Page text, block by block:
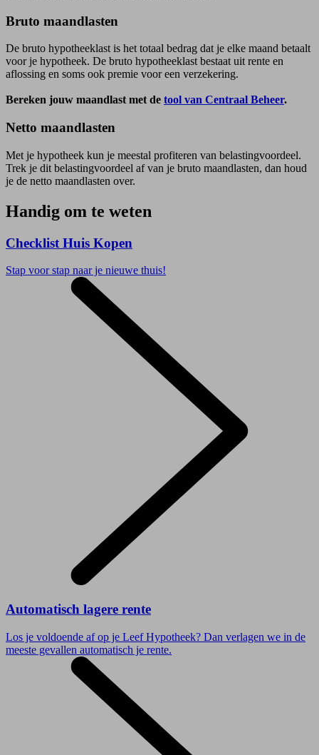
Bruto maandlasten
De bruto hypotheeklast is het totaal bedrag dat je elke maand betaalt
voor je hypotheek. De bruto hypotheeklast bestaat uit rente en
aflossing en soms ook premie voor een verzekering.
Bereken jouw maandlast met de tool van Centraal Beheer.
Netto maandlasten
Met je hypotheek kun je meestal profiteren van belastingvoordeel.
Trek je dit belastingvoordeel af van je bruto maandlasten, dan houd
je de netto maandlasten over.
Handig om te weten
Checklist Huis Kopen
Stap voor stap naar je nieuwe thuis!
Automatisch lagere rente
Los je voldoende af op je Leef Hypotheek? Dan verlagen we in de
meeste gevallen automatisch je rente.